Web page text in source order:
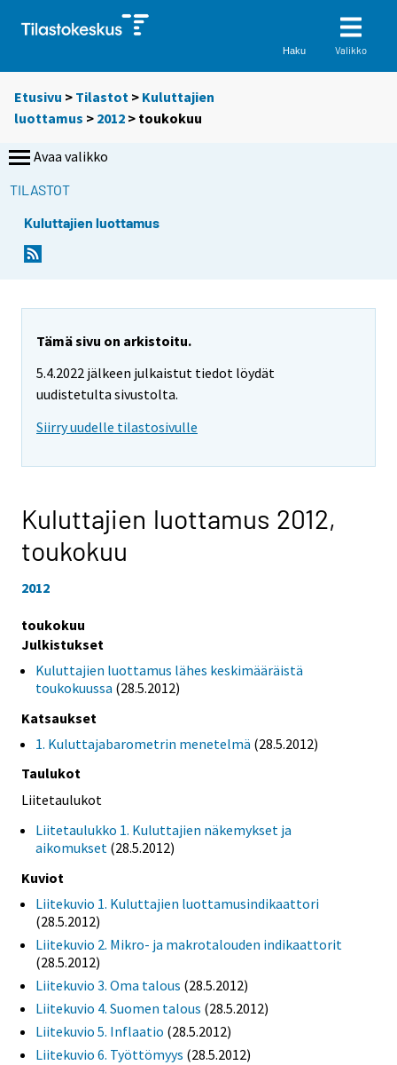
Haku Valikko
Etusivu > Tilastot > Kuluttajien
luottamus > 2012 > toukokuu
Avaa valikko
TILASTOT
Kuluttajien luottamus
Tämä sivu on arkistoitu.
5.4.2022 jälkeen julkaistut tiedot löydät
uudistetulta sivustolta.
Siirry uudelle tilastosivulle
Kuluttajien luottamus 2012,
toukokuu
2012
toukokuu
Julkistukset
Kuluttajien luottamus lähes keskimääräistä
toukokuussa (28.5.2012)
Katsaukset
1. Kuluttajabarometrin menetelmä (28.5.2012)
Taulukot
Liitetaulukot
Liitetaulukko 1. Kuluttajien näkemykset ja
aikomukset (28.5.2012)
Kuviot
Liitekuvio 1. Kuluttajien luottamusindikaattori
(28.5.2012)
Liitekuvio 2. Mikro- ja makrotalouden indikaattorit
(28.5.2012)
Liitekuvio 3. Oma talous (28.5.2012)
Liitekuvio 4. Suomen talous (28.5.2012)
Liitekuvio 5. Inflaatio (28.5.2012)
Liitekuvio 6. Työttömyys (28.5.2012)